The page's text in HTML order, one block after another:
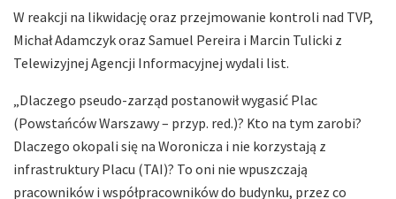
W reakcji na likwidację oraz przejmowanie kontroli nad TVP,
Michał Adamczyk oraz Samuel Pereira i Marcin Tulicki z
Telewizyjnej Agencji Informacyjnej wydali list.
„Dlaczego pseudo-zarząd postanowił wygasić Plac
(Powstańców Warszawy – przyp. red.)? Kto na tym zarobi?
Dlaczego okopali się na Woronicza i nie korzystają z
infrastruktury Placu (TAI)? To oni nie wpuszczają
pracowników i współpracowników do budynku, przez co